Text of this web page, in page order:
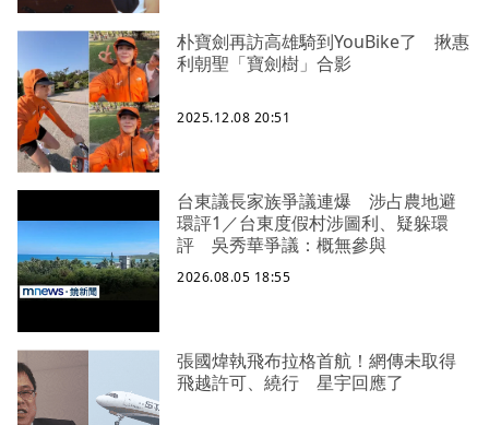
朴寶劍再訪高雄騎到YouBike了 揪惠
利朝聖「寶劍樹」合影
2025.12.08 20:51
台東議長家族爭議連爆 涉占農地避
環評1／台東度假村涉圖利、疑躲環
評 吳秀華爭議：概無參與
2026.08.05 18:55
張國煒執飛布拉格首航！網傳未取得
飛越許可、繞行 星宇回應了